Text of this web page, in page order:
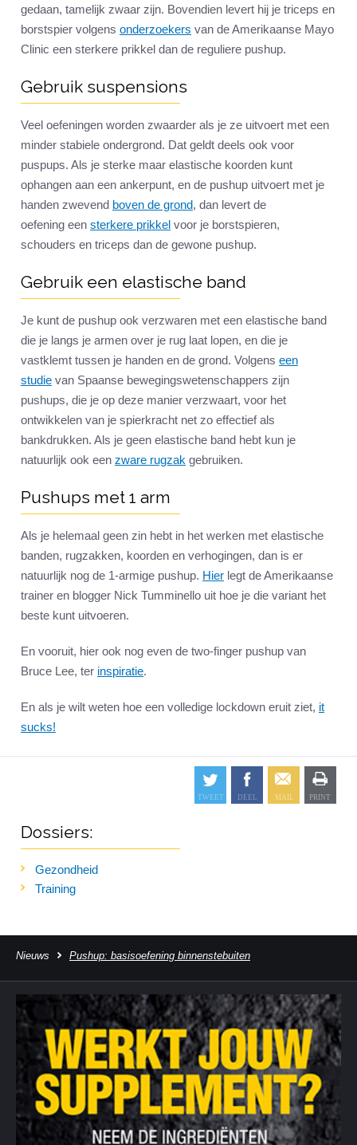
gedaan, tamelijk zwaar zijn. Bovendien levert hij je triceps en
borstspier volgens onderzoekers van de Amerikaanse Mayo
Clinic een sterkere prikkel dan de reguliere pushup.
Gebruik suspensions
Veel oefeningen worden zwaarder als je ze uitvoert met een
minder stabiele ondergrond. Dat geldt deels ook voor
puspups. Als je sterke maar elastische koorden kunt
ophangen aan een ankerpunt, en de pushup uitvoert met je
handen zwevend boven de grond, dan levert de
oefening een sterkere prikkel voor je borstspieren,
schouders en triceps dan de gewone pushup.
Gebruik een elastische band
Je kunt de pushup ook verzwaren met een elastische band
die je langs je armen over je rug laat lopen, en die je
vastklemt tussen je handen en de grond. Volgens een
studie van Spaanse bewegingswetenschappers zijn
pushups, die je op deze manier verzwaart, voor het
ontwikkelen van je spierkracht net zo effectief als
bankdrukken. Als je geen elastische band hebt kun je
natuurlijk ook een zware rugzak gebruiken.
Pushups met 1 arm
Als je helemaal geen zin hebt in het werken met elastische
banden, rugzakken, koorden en verhogingen, dan is er
natuurlijk nog de 1-armige pushup. Hier legt de Amerikaanse
trainer en blogger Nick Tumminello uit hoe je die variant het
beste kunt uitvoeren.
En vooruit, hier ook nog even de two-finger pushup van
Bruce Lee, ter inspiratie.
En als je wilt weten hoe een volledige lockdown eruit ziet, it
sucks!
Dossiers:
Gezondheid
Training
Nieuws Pushup: basisoefening binnenstebuiten